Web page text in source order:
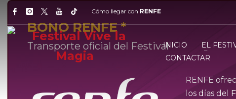
Cómo llegar con RENFE
INICIO EL
CONTACTAR
BONO RENFE *
Transporte oficial del Festival
RENFE
los días del